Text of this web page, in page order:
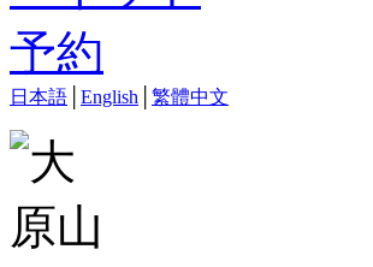
日本語 English 繁體中文